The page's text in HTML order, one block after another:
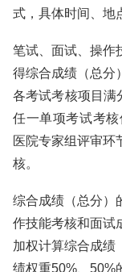
式，具体时间、地
笔试、面试、操作
得综合成绩（总分
各考试考核项目满
任一单项考试考
医院专家组评审环
核。
综合成绩（总分）
作技能考核和面试
加权计算综合成绩
绩权重50%、50%